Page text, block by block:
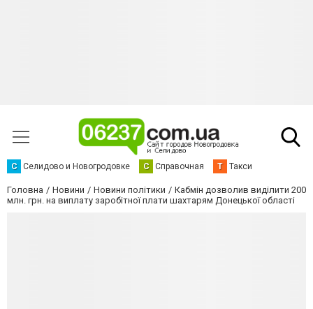
С Селидово и Новогродовке С Справочная Т Такси
Головна Новини Новини політики
Кабмін дозволив виділити 200
млн. грн. на виплату заробітної плати шахтарям Донецької області